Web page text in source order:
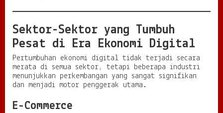
Sektor-Sektor yang Tumbuh
Pesat di Era Ekonomi Digital
Pertumbuhan ekonomi digital tidak terjadi secara
merata di semua sektor, tetapi beberapa industri
menunjukkan perkembangan yang sangat signifikan
dan menjadi motor penggerak utama.
E-Commerce